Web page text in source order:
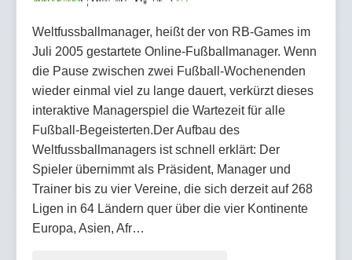
Weltfussballmanager, heißt der von RB-Games im
Juli 2005 gestartete Online-Fußballmanager. Wenn
die Pause zwischen zwei Fußball-Wochenenden
wieder einmal viel zu lange dauert, verkürzt dieses
interaktive Managerspiel die Wartezeit für alle
Fußball-Begeisterten.Der Aufbau des
Weltfussballmanagers ist schnell erklärt: Der
Spieler übernimmt als Präsident, Manager und
Trainer bis zu vier Vereine, die sich derzeit auf 268
Ligen in 64 Ländern quer über die vier Kontinente
Europa, Asien, Afr…